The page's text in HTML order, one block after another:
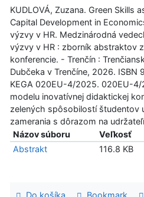
KUDLOVÁ, Zuzana. Green Skills
Capital Development in
výzvy v HR. Medzinárodná
výzvy v HR : zborník abstraktov
konferencie. - Trenčín :
Dubčeka v Trenčíne, 2026.
KEGA 020EU-4/2025. 020EU-4/
modelu inovatívnej didaktickej
zelených spôsobilostí študentov
zamerania s dôrazom na
Názov súboru
Veľkosť
Abstrakt
116.8 KB